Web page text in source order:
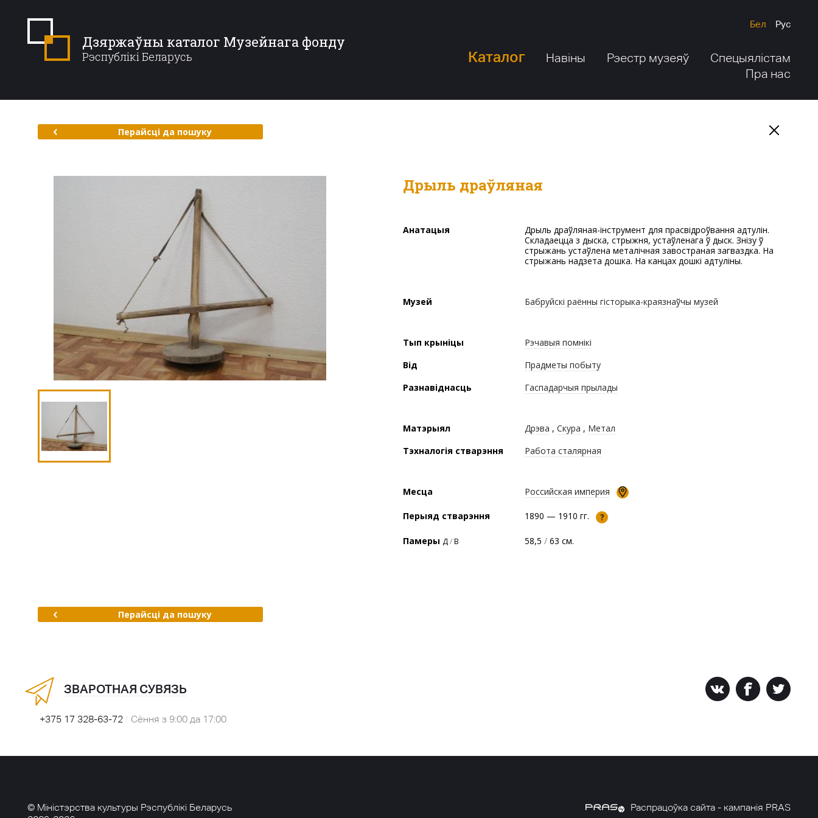
Дзяржаўны каталог Музейнага фонду
Рэспублікі Беларусь
Бел Рус
Каталог Навіны Рэестр музеяў
Спецыялістам
Пра нас
Перайсці да пошуку
Дрыль драўляная
Анатацыя
Дрыль драўляная-інструмент для прасвідроўвання адтулін.
Складаецца з дыска, стрыжня, устаўленага ў дыск. Знізу ў
стрыжань устаўлена металічная завостраная загваздка. На
стрыжань надзета дошка. На канцах дошкі адтуліны.
Музей Бабруйскі раённы гісторыка-краязнаўчы музей
Тып крыніцы
Рэчавыя помнікі
Від
Прадметы побыту
Разнавіднасць
Гаспадарчыя прылады
Матэрыял Дрэва , Скура , Метал
Тэхналогія стварэння
Работа сталярная
Месца Российская империя
Перыяд стварэння 1890 — 1910 гг. ?
Памеры Д/В 58,5 / 63 см.
Перайсці да пошуку
ЗВАРОТНАЯ СУВЯЗЬ
+375 17 328-63-72 / Сёння з 9:00 да 17:00
© Міністэрства культуры Рэспублікі Беларусь
Распрацоўка сайта - кампанія PRAS